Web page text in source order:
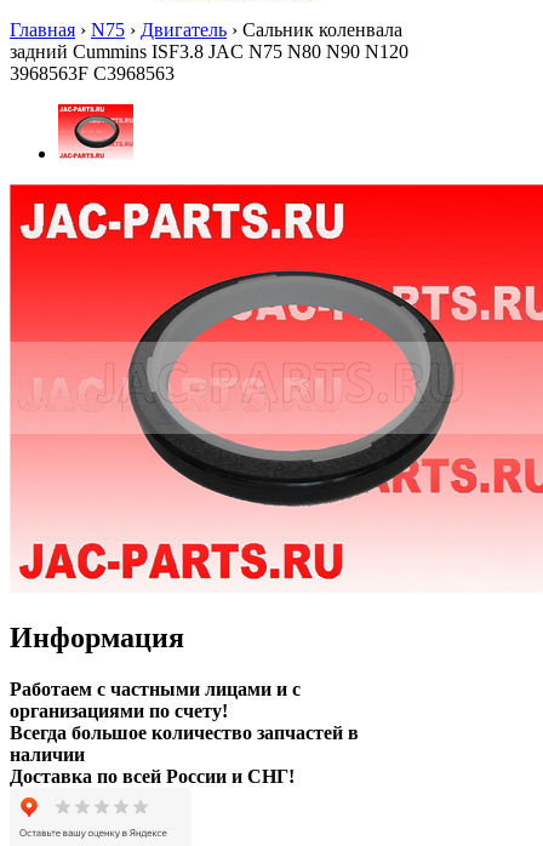
Главная › N75 › Двигатель › Сальник коленвала
задний Cummins ISF3.8 JAC N75 N80 N90 N120
3968563F C3968563
Информация
Работаем с частными лицами и с
организациями по счету!
Всегда большое количество запчастей в
наличии
Доставка по всей России и СНГ!